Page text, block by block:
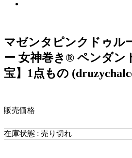
マゼンタピンクドゥル
ー 女神巻き®︎ ペンダン
宝】1点もの
販売価格
在庫状態 : 売り切れ